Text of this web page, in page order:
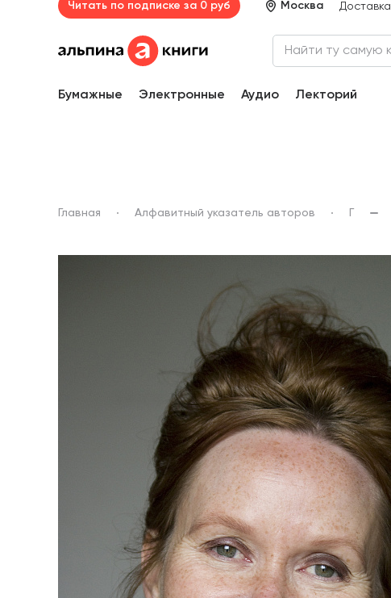
Читать по подписке за 0 руб Москва Доставка
Бумажные Электронные Аудио Лекторий
Главная Алфавитный указатель авторов